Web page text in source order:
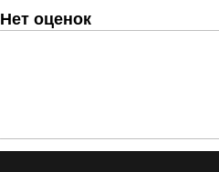
Нет оценок